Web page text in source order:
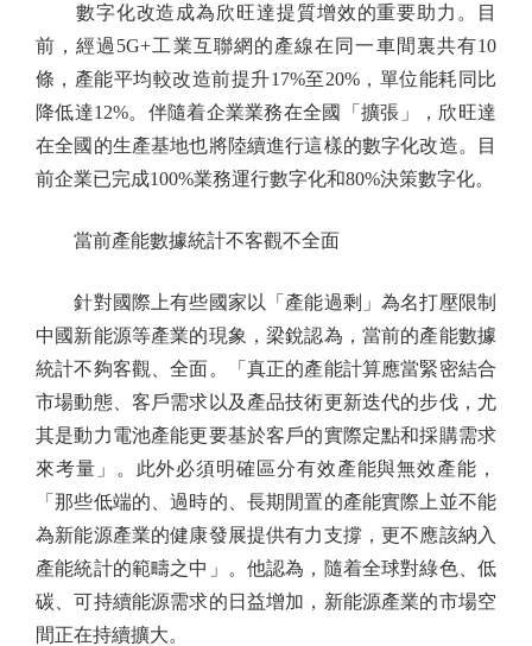
數字化改造成為欣旺達提質增效的重要助力。目
前，經過5G+工業互聯網的產線在同一車間裏共有10
條，產能平均較改造前提升17%至20%，單位能耗同比
降低達12%。伴隨着企業業務在全國「擴張」，欣旺達
在全國的生產基地也將陸續進行這樣的數字化改造。目
前企業已完成100%業務運行數字化和80%決策數字化。
當前產能數據統計不客觀不全面
針對國際上有些國家以「產能過剩」為名打壓限制
中國新能源等產業的現象，梁銳認為，當前的產能數據
統計不夠客觀、全面。「真正的產能計算應當緊密結合
市場動態、客戶需求以及產品技術更新迭代的步伐，尤
其是動力電池產能更要基於客戶的實際定點和採購需求
來考量」。此外必須明確區分有效產能與無效產能，
「那些低端的、過時的、長期閒置的產能實際上並不能
為新能源產業的健康發展提供有力支撐，更不應該納入
產能統計的範疇之中」。他認為，隨着全球對綠色、低
碳、可持續能源需求的日益增加，新能源產業的市場空
間正在持續擴大。